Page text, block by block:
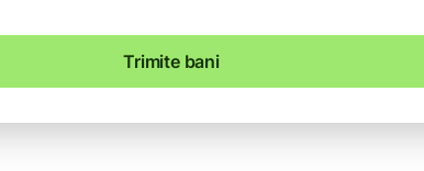
Trimite bani